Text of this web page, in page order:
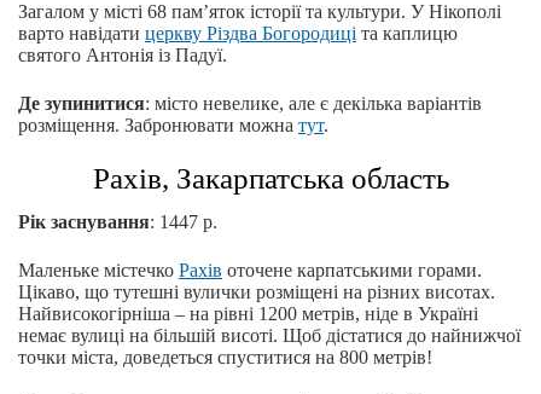
Загалом у місті 68 пам’яток історії та культури. У Нікополі
варто навідати церкву Різдва Богородиці та каплицю
святого Антонія із Падуї.
Де зупинитися: місто невелике, але є декілька варіантів
розміщення. Забронювати можна тут.
Рахів, Закарпатська область
Рік заснування: 1447 р.
Маленьке містечко Рахів оточене карпатськими горами.
Цікаво, що тутешні вулички розміщені на різних висотах.
Найвисокогірніша – на рівні 1200 метрів, ніде в Україні
немає вулиці на більшій висоті. Щоб дістатися до найнижчої
точки міста, доведеться спуститися на 800 метрів!